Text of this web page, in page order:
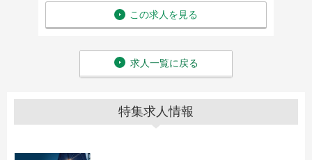
この求人を見る
求人一覧に戻る
特集求人情報